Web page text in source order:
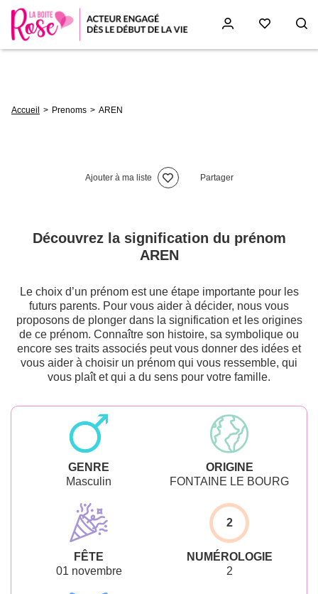
d'Ariane
Accueil Prenoms AREN
Ajouter à ma liste Partager
Découvrez la signification du prénom
AREN
Le choix d’un prénom est une étape importante pour les
futurs parents. Pour vous aider à décider, nous vous
proposons de plonger dans la signification et les origines
de ce prénom. Connaître son histoire, sa symbolique ou
encore ses traits associés peut vous donner des idées et
vous aider à choisir un prénom qui vous ressemble, qui
vous plaît et qui a du sens pour votre famille.
GENRE
Masculin
ORIGINE
FONTAINE LE BOURG
FÊTE
01 novembre
2
NUMÉROLOGIE
2